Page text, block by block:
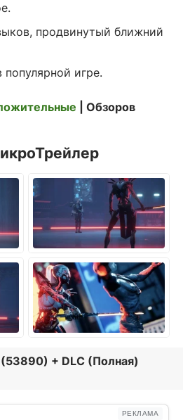
продвинутый ближний
популярной игре.
| Обзоров
+ DLC (Полная)
РЕКЛАМА